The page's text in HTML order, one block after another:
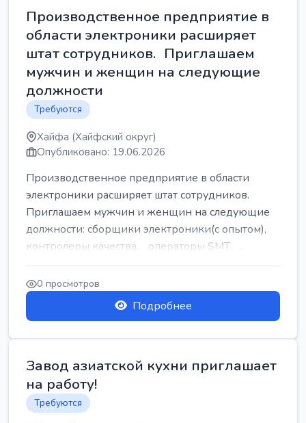
Производственное предприятие в
области электроники расширяет
штат сотрудников. Приглашаем
мужчин и женщин на следующие
должности
Требуются
Хайфа (Хайфский округ)
Опубликовано: 19.06.2026
Производственное предприятие в области
электроники расширяет штат сотрудников.
Приглашаем мужчин и женщин на следующие
должности: сборщики электроники(с опытом),
контролеры качества, операторы SMT, ...
0 просмотров
Подробнее
Завод азиатской кухни приглашает
на работу!
Требуются